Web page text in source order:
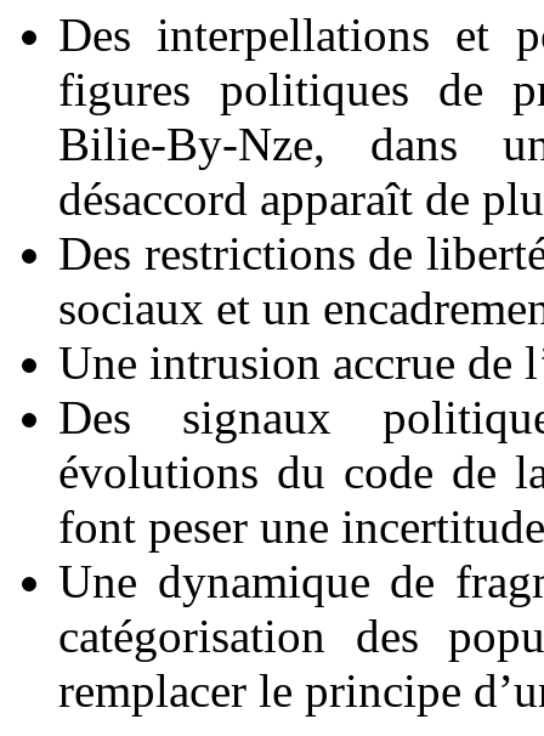
Des interpellations et
figures politiques de
Bilie-By-Nze, dans
désaccord apparaît de
Des restrictions de
sociaux et un
Une intrusion accrue de
Des signaux
évolutions du code de
font peser une
Une dynamique de
catégorisation des
remplacer le principe